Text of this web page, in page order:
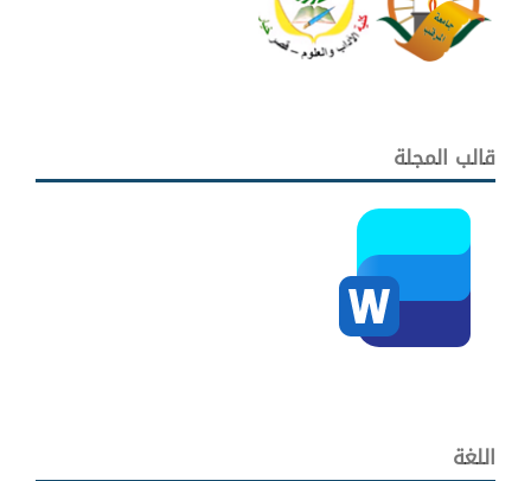
قالب المجلة
اللغة